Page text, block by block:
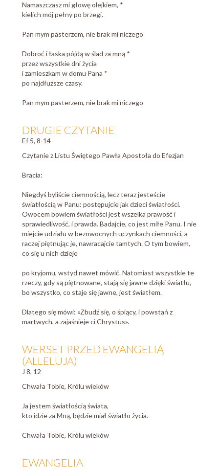
Namaszczasz mi głowę olejkiem, *
kielich mój pełny po brzegi.
Pan mym pasterzem, nie brak mi niczego
Dobroć i łaska pójdą w ślad za mną *
przez wszystkie dni życia
i zamieszkam w domu Pana *
po najdłuższe czasy.
Pan mym pasterzem, nie brak mi niczego
DRUGIE CZYTANIE
Ef 5, 8-14
Czytanie z Listu Świętego Pawła Apostoła do Efezjan
Bracia:
Niegdyś byliście ciemnością, lecz teraz jesteście
światłością w Panu: postępujcie jak dzieci światłości.
Owocem bowiem światłości jest wszelka prawość i
sprawiedliwość, i prawda. Badajcie, co jest miłe Panu. I nie
miejcie udziału w bezowocnych uczynkach ciemności, a
raczej piętnując je, nawracajcie tamtych. O tym bowiem,
co się u nich dzieje
po kryjomu, wstyd nawet mówić. Natomiast wszystkie te
rzeczy, gdy są piętnowane, stają się jawne dzięki światłu,
bo wszystko, co staje się jawne, jest światłem.
Dlatego się mówi: «Zbudź się, o śpiący, i powstań z
martwych, a zajaśnieje ci Chrystus».
WERSET PRZED EWANGELIĄ
(ALLELUJA)
J 8, 12
Chwała Tobie, Królu wieków
Ja jestem światłością świata,
kto idzie za Mną, będzie miał światło życia.
Chwała Tobie, Królu wieków
EWANGELIA